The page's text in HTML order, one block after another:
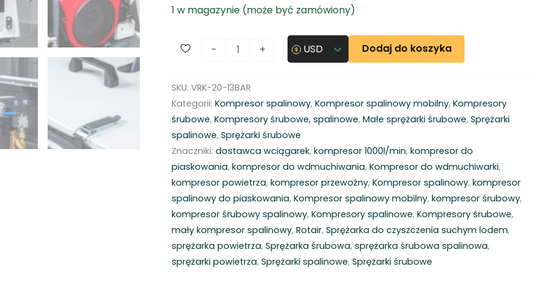
1 w magazynie (może być zamówiony)
-
ś
ć
K
o
m
p
r
e
s
o
r
s
+ USD Dodaj do koszyka
SKU:VRK-20-13BAR
Kategorii:Kompresor spalinowy,Kompresor spalinowy mobilny,Kompresory
śrubowe,Kompresory śrubowe, spalinowe,Małe sprężarki śrubowe,Sprężarki
spalinowe,Sprężarki śrubowe
Znaczniki:dostawca wciągarek,kompresor 1000l/min,kompresor do
piaskowania,kompresor do wdmuchiwania,Kompresor do wdmuchiwarki,
kompresor powietrza,kompresor przewoźny,Kompresor spalinowy,kompresor
spalinowy do piaskowania,Kompresor spalinowy mobilny,kompresor śrubowy,
kompresor śrubowy spalinowy,Kompresory spalinowe,Kompresory śrubowe,
mały kompresor spalinowy,Rotair,Sprężarka do czyszczenia suchym lodem,
sprężarka powietrza,Sprężarka śrubowa,sprężarka śrubowa spalinowa,
sprężarki powietrza,Sprężarki spalinowe,Sprężarki śrubowe